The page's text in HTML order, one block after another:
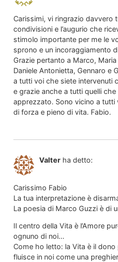
Carissimi, vi ringrazio davvero
condivisioni e l’augurio che
stimolo importante per me le
sprono e un incoraggiamento
Grazie pertanto a Marco, Maria
Daniele Antonietta, Gennaro e
a tutti voi che siete intervenuti
e grazie anche a tutti quelli
apprezzato. Sono vicino a tutti
di forza e pieno di vita. Fabio.
Valter ha detto:
Carissimo Fabio
La tua interpretazione è
La poesia di Marco Guzzi è di
Il centro della Vita è l’Amore
ognuno di noi…
Come ho letto: la Vita è il dono
fluisce in noi come una